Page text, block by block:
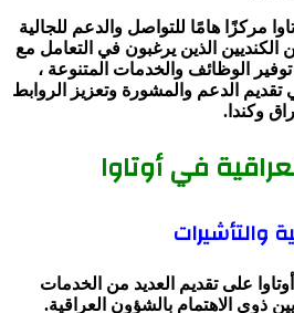
مركزًا هامًا للتواصل والدعم للجالية
الكنديين الذين يرغبون في التعامل مع
الوظائف والخدمات المتنوعة ،
تقديم الدعم والمشورة وتعزيز الروابط
وكندا.
في أوتاوا
والتأشيرات
على تقديم العديد من الخدمات
ذوي الاهتمام بالشؤون العراقية.